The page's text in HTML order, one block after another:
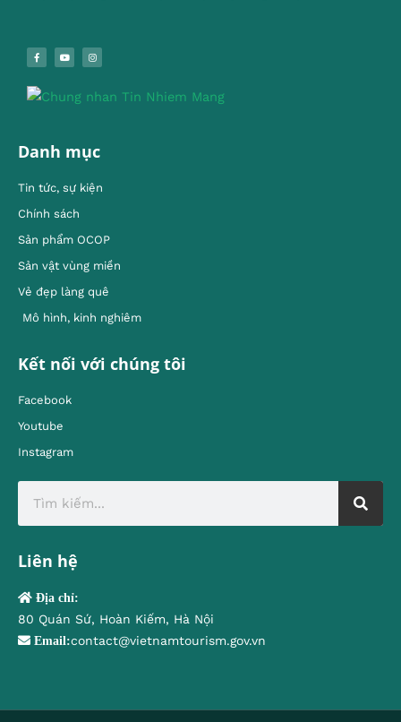
Danh mục
Tin tức, sự kiện
Chính sách
Sản phẩm OCOP
Sản vật vùng miền
Vẻ đẹp làng quê
Mô hình, kinh nghiêm
Kết nối với chúng tôi
Facebook
Youtube
Instagram
Liên hệ
Địa chỉ:
80 Quán Sứ, Hoàn Kiếm, Hà Nội
Email:contact@vietnamtourism.gov.vn